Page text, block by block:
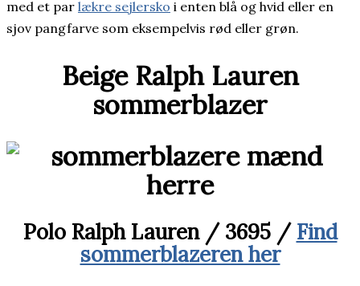
med et par lækre sejlersko i enten blå og hvid eller en
sjov pangfarve som eksempelvis rød eller grøn.
Beige Ralph Lauren
sommerblazer
Polo Ralph Lauren / 3695 / Find
sommerblazeren her